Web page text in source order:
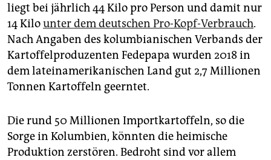
liegt bei jährlich 44 Kilo pro Person und damit nur
14 Kilounter dem deutschen Pro-Kopf-Verbrauch.
Nach Angaben des kolumbianischen Verbands der
Kartoffelproduzenten Fedepapa wurden 2018 in
dem lateinamerikanischen Land gut 2,7 Millionen
Tonnen Kartoffeln geerntet.
Die rund 50 Millionen Importkartoffeln, so die
Sorge in Kolumbien, könnten die heimische
Produktion zerstören. Bedroht sind vor allem